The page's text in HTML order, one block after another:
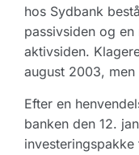
hos Sydbank
passivsiden og
aktivsiden.
august 2003,
Efter en
banken den 12.